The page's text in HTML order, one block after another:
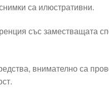
са илюстративни.
със заместващата
внимателно са